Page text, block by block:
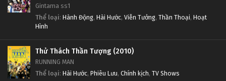
Gintama ss1
Thể loại: Hành Động, Hài Hước, Viễn Tưởng, Thần Thoại, Hoạt
Hình
Thử Thách Thần Tượng (2010)
RUNNING MAN
Thể loại: Hài Hước, Phiêu Lưu, Chính kịch, TV Shows